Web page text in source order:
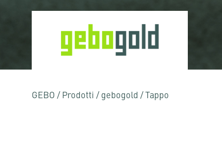
GEBO / Prodotti / gebogold / Tappo